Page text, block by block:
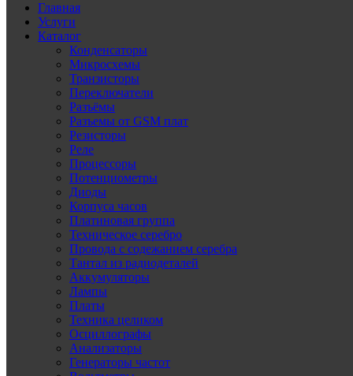
Главная
Услуги
Каталог
Конденсаторы
Микросхемы
Транзисторы
Переключатели
Разъёмы
Разъемы от GSM плат
Резисторы
Реле
Процессоры
Потенциометры
Диоды
Корпуса часов
Платиновая группа
Техническое серебро
Провода с содежанием серебра
Тантал из радиодеталей
Аккумуляторы
Лампы
Платы
Техника целиком
Осциллографы
Анализаторы
Генераторы частот